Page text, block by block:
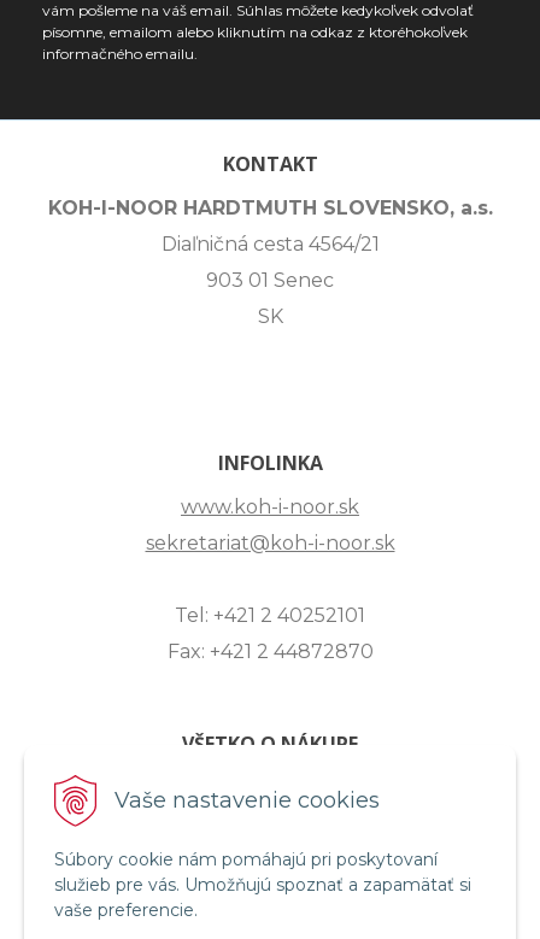
Vaše nastavenie cookies
Súbory cookie nám pomáhajú pri poskytovaní
služieb pre vás. Umožňujú spoznať a zapamätať si
vaše preferencie.
vám pošleme na váš email. Súhlas môžete kedykoľvek odvolať
písomne, emailom alebo kliknutím na odkaz z ktoréhokoľvek
informačného emailu.
KONTAKT
KOH-I-NOOR HARDTMUTH SLOVENSKO, a.s.
Diaľničná cesta 4564/21
903 01 Senec
SK
INFOLINKA
www.koh-i-noor.sk
sekretariat@koh-i-noor.sk
Tel: +421 2 40252101
Fax: +421 2 44872870
VŠETKO O NÁKUPE
ZASLANIE OTÁZKY
OBCHODNÉ PODMIENKY
REKLAMAČNÝ PORIADOK